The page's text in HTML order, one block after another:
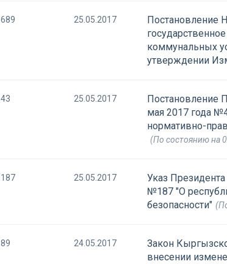
689 25.05.2017
Постановление
коммунальных
утверждении
43 25.05.2017
Постановление
мая 2017 года
нормативно-
(По состоянию на
187 25.05.2017
Указ
№187 "О
безопасности"
89 24.05.2017
Закон
внесении